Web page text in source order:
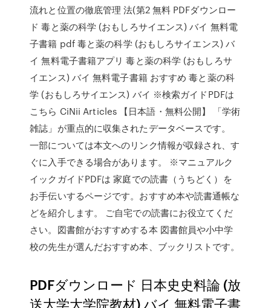
流れと位置の徹底管理 法(第2 無料 PDFダウンロー
ド 毒と薬の科学 (おもしろサイエンス) バイ 無料電
子書籍 pdf 毒と薬の科学 (おもしろサイエンス) バ
イ 無料電子書籍アプリ 毒と薬の科学 (おもしろサ
イエンス) バイ 無料電子書籍 おすすめ 毒と薬の科
学 (おもしろサイエンス) バイ ※検索ガイドPDFは
こちら CiNii Articles 【日本語・無料公開】 「学術
雑誌」が重点的に収集されたデータベースです。
一部については本文へのリンク情報が収録され、す
ぐに入手できる場合があります。 ※マニュアルク
イックガイドPDFは 家庭での読書（うちどく）を
お手伝いするページです。おすすめ本や読書通帳な
どを紹介します。 ご自宅での読書にお役立てくだ
さい。図書館がおすすめする本 図書館員や小中学
校の先生が選んだおすすめ本、ブックリストです。
PDFダウンロード 日本史史料論 (放
送大学大学院教材) バイ 無料電子書